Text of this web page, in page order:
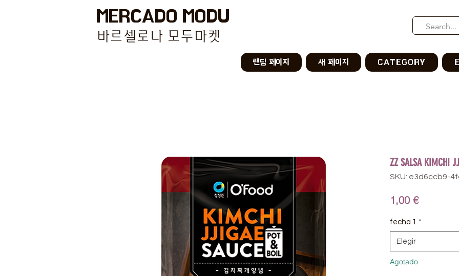
MERCADO MODU
바르셀로나 모두마켓
랜딩 페이지 새 페이지 CATEGORY
ZZ SALSA KIMCHI
SKU: e3d6ccb9-
1,00 €Precio
fecha 1 *
Elegir
Agotado